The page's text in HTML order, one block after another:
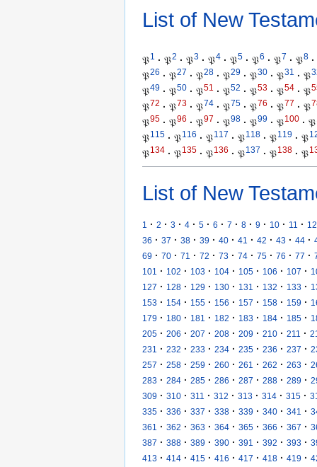
List of New
𝔓1 · 𝔓2 · 𝔓3 · 𝔓4 · 𝔓5 · 𝔓6 · 𝔓7 · 𝔓8 ·
𝔓26 · 𝔓27 · 𝔓28 · 𝔓29 · 𝔓30 · 𝔓31 · 𝔓
𝔓49 · 𝔓50 · 𝔓51 · 𝔓52 · 𝔓53 · 𝔓54 · 𝔓
𝔓72 · 𝔓73 · 𝔓74 · 𝔓75 · 𝔓76 · 𝔓77 · 𝔓
𝔓95 · 𝔓96 · 𝔓97 · 𝔓98 · 𝔓99 · 𝔓100 · 𝔓
𝔓115 · 𝔓116 · 𝔓117 · 𝔓118 · 𝔓119 · 𝔓
𝔓134 · 𝔓135 · 𝔓136 · 𝔓137 · 𝔓138 · 𝔓
List of New
1 · 2 · 3 · 4 · 5 · 6 · 7 · 8 · 9 · 10 · 11 · 12
36 · 37 · 38 · 39 · 40 · 41 · 42 · 43 · 44 ·
69 · 70 · 71 · 72 · 73 · 74 · 75 · 76 · 77 ·
101
· 102 · 103 · 104 · 105 · 106 · 107 ·
127 · 128 · 129 · 130 · 131 · 132 · 133 ·
153 · 154 · 155 · 156 · 157 · 158 · 159 ·
179 · 180 · 181 · 182 · 183 · 184 · 185 ·
205 · 206 · 207 · 208 · 209 · 210 · 211 ·
231
· 232 · 233 · 234 · 235 · 236 · 237 ·
257 · 258 · 259 · 260 · 261 · 262 · 263 ·
283 · 284 · 285 · 286 · 287 · 288 · 289 ·
309 · 310 · 311 · 312 · 313 · 314 · 315 ·
335 · 336 · 337 · 338 · 339 · 340 · 341 ·
361
· 362 · 363 · 364 · 365 · 366 · 367 ·
387 · 388 · 389 · 390 · 391 · 392 · 393 ·
413 · 414 · 415 · 416 · 417 · 418 · 419 ·